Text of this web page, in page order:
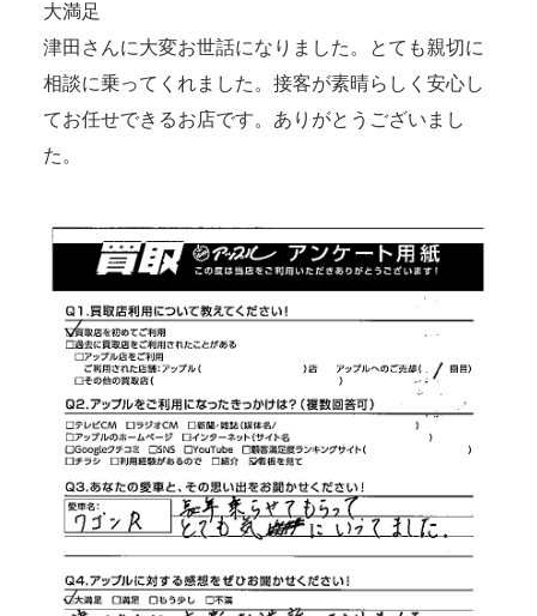
大満足
津田さんに大変お世話になりました。とても親切に
相談に乗ってくれました。接客が素晴らしく安心し
てお任せできるお店です。ありがとうございまし
た。